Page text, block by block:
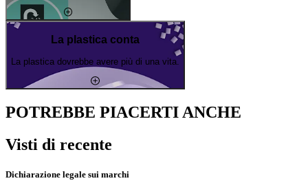
La plastica conta
La plastica dovrebbe avere più di una vita.
POTREBBE PIACERTI ANCHE
Visti di recente
Dichiarazione legale sui marchi